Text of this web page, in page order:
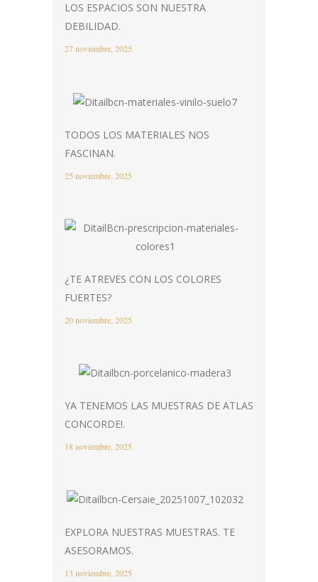
LOS ESPACIOS SON NUESTRA
DEBILIDAD.
27 noviembre, 2025
TODOS LOS MATERIALES NOS
FASCINAN.
25 noviembre, 2025
¿TE ATREVES CON LOS COLORES
FUERTES?
20 noviembre, 2025
YA TENEMOS LAS MUESTRAS DE ATLAS
CONCORDE!.
18 noviembre, 2025
EXPLORA NUESTRAS MUESTRAS. TE
ASESORAMOS.
13 noviembre, 2025